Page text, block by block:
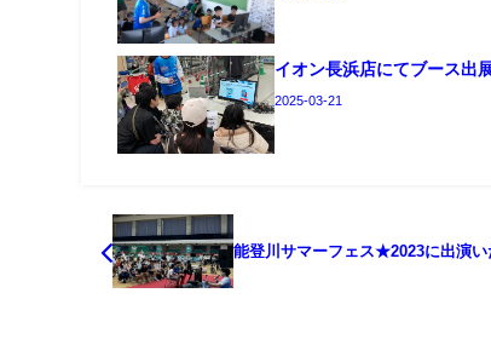
イオン長浜店にてブース出
2025-03-21
能登川サマーフェス★2023に出演い